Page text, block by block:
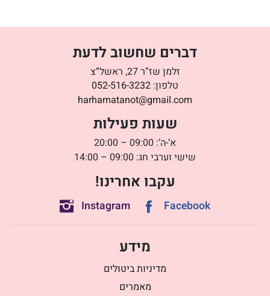
דברים שחשוב לדעת
זלמן שז”ר 27, ראשל”צ
טלפון: 052-516-3232
harhamatanot@gmail.com
שעות פעילות
א’-ה’: 09:00 – 20:00
שישי וערבי חג: 09:00 – 14:00
עקבו אחרינו!
Facebook
Instagram
מידע
מדיניות ביטולים
מאמרים